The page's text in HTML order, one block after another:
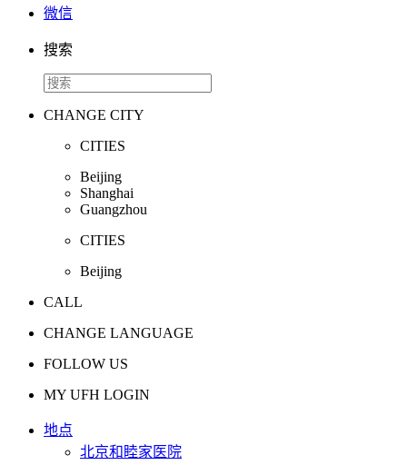
微信
搜索
CHANGE CITY
CITIES
Beijing
Shanghai
Guangzhou
CITIES
Beijing
CALL
CHANGE LANGUAGE
FOLLOW US
MY UFH LOGIN
地点
北京和睦家医院